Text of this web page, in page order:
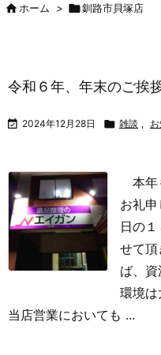
ホーム > 釧路市貝塚店
令和６年、年末のご挨
 2024年12月28日  雑談 ,
本年
お礼申
日の
せて頂
ば、資
環境は
当店営業においても ...